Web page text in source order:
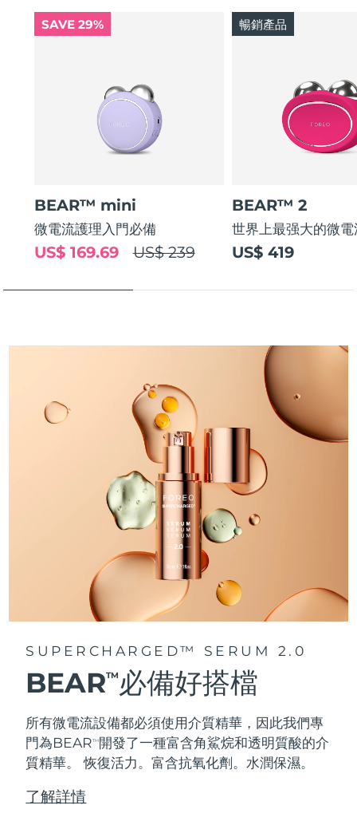
SAVE 29%
BEAR™ mini
微電流護理入門必備
US$ 239
US$ 169.69
BEAR™ 2
世界上最强大的微
US$ 419
暢銷產品
SUPERCHARGED™ SERUM 2.0
BEARTM 必備好搭檔
所有微電流設備都必須使用介質精華，因此我們專
門為BEARTM開發了一種富含角鯊烷和透明質酸的介
質精華。
恢復活力。富含抗氧化劑。水潤保濕。
了解詳情
斯洛伐克 預計送達日期
8/18/26
預計送達日期8/12/26
瑞典 預計送達日期8/10/26
瑞士
預計送達日期
預計送達日期 8/11/26
預計送達日期8/10/26
預計送達日期
預計送達日期